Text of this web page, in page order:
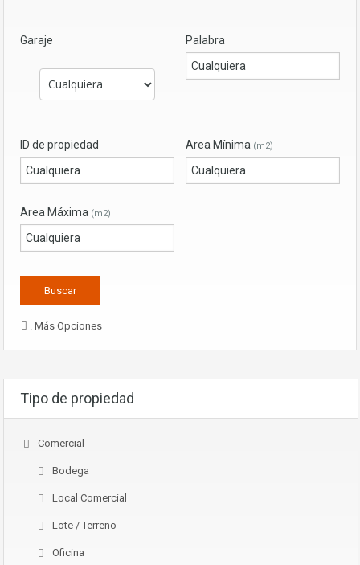
Garaje Palabra
ID de propiedad Area Mínima (m2)
Area Máxima (m2)
. Más Opciones
Tipo de propiedad
Comercial
Bodega
Local Comercial
Lote / Terreno
Oficina